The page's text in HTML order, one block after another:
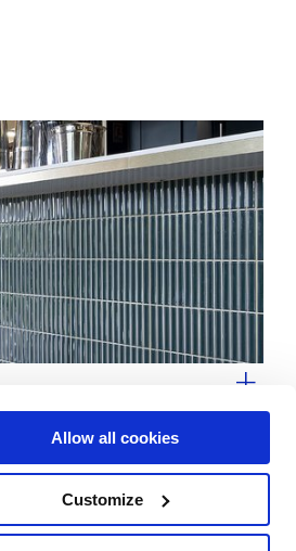
Allow all cookies
Customize
Suivez-nous sur